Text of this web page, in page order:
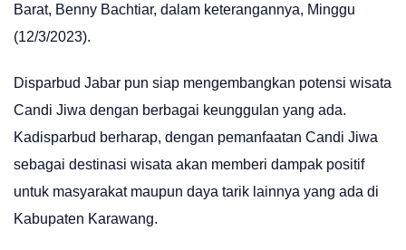
Barat, Benny Bachtiar, dalam keterangannya, Minggu
(12/3/2023).
Disparbud Jabar pun siap mengembangkan potensi wisata
Candi Jiwa dengan berbagai keunggulan yang ada.
Kadisparbud berharap, dengan pemanfaatan Candi Jiwa
sebagai destinasi wisata akan memberi dampak positif
untuk masyarakat maupun daya tarik lainnya yang ada di
Kabupaten Karawang.